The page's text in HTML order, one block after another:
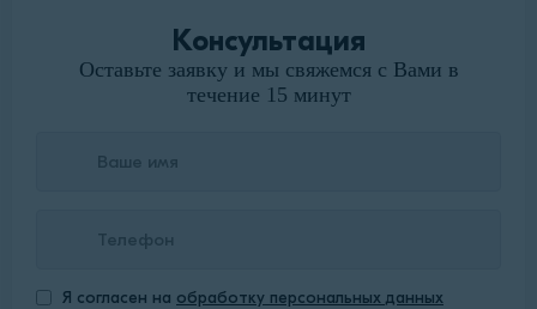
Консультация
Оставьте заявку и мы свяжемся с Вами в
течение 15 минут
Я согласен на обработку персональных данных